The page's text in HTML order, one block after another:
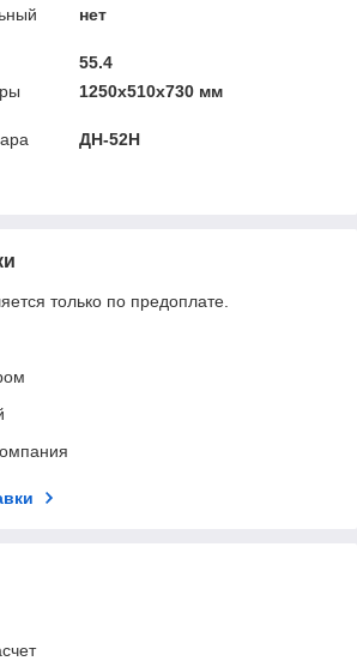
нет
55.4
1250x510x730 мм
ДН-52Н
только по предоплате.